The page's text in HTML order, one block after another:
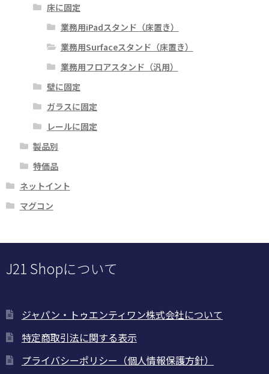
床に固定
業務用iPadスタンド（床置き）
業務用Surfaceスタンド（床置き）
業務用フロアスタンド（汎用）
壁に固定
ガラスに固定
レールに固定
製品別
特価品
ネットイント
マグコン
J21 Shopについて
ジャパン・トゥエンティワン株式会社について
特定商取引法に関する表示
プライバシーポリシー（個人情報保護方針）